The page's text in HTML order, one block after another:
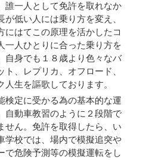
誰一人として免許を取れなか
が低い人には乗り方を変え、
にはてこの原理を活かしたコ
一人ひとりに合った乗り方を
自身でも１８歳より色々なバ
、レプリカ、オフロード、
生を謳歌しております。
検定に受かる為の基本的な運
自動車教習のように２段階で
せん。免許を取得したら、い
学校では、場内で模擬追突や
で危険予測等の模擬運転をし